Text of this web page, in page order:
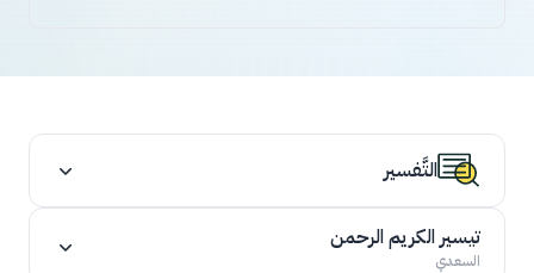
التَّفسير
تيسير الكريم الرحمن
السعدي